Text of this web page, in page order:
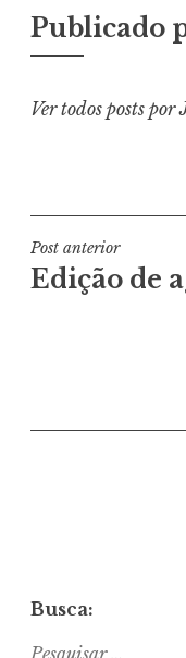
Publicado
Ver todos posts por
Navegação
de
Post anterior
Edição de
Busca:
Pesquisar